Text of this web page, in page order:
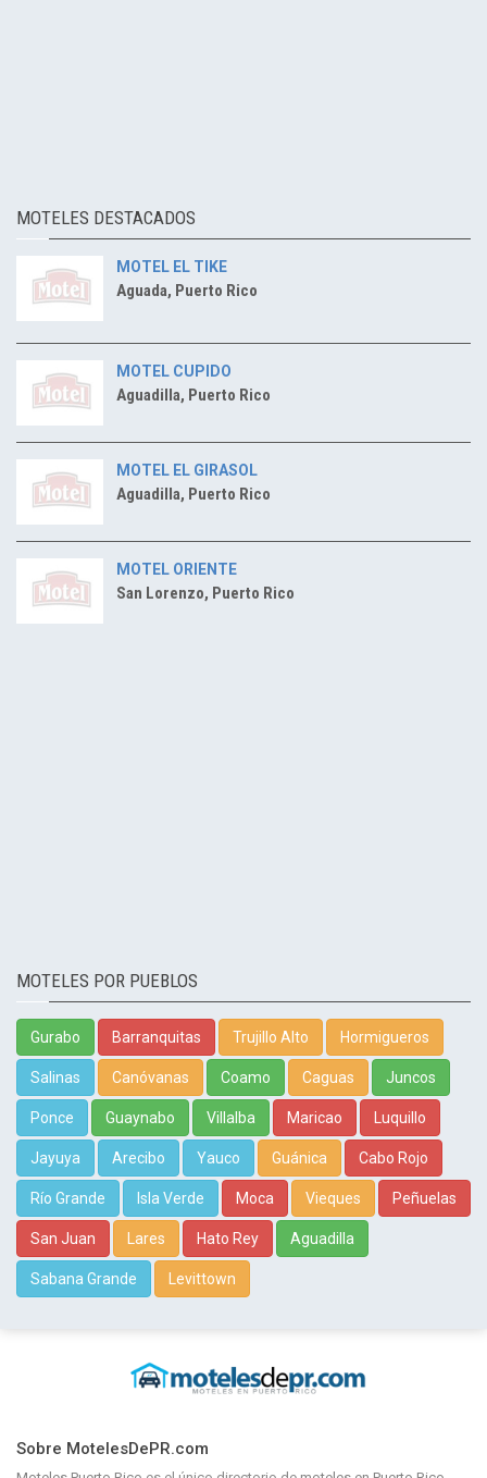
MOTELES DESTACADOS
MOTEL EL TIKE
Aguada, Puerto Rico
MOTEL CUPIDO
Aguadilla, Puerto Rico
MOTEL EL GIRASOL
Aguadilla, Puerto Rico
MOTEL ORIENTE
San Lorenzo, Puerto Rico
MOTELES POR PUEBLOS
Gurabo Barranquitas Trujillo Alto Hormigueros
Salinas Canóvanas Coamo Caguas Juncos
Ponce Guaynabo Villalba Maricao Luquillo
Jayuya Arecibo Yauco Guánica Cabo Rojo
Río Grande Isla Verde Moca Vieques Peñuelas
San Juan Lares Hato Rey Aguadilla
Sabana Grande Levittown
Sobre MotelesDePR.com